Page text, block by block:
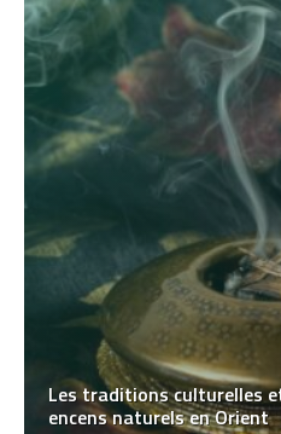
Les traditions culturelles
encens naturels en Orient